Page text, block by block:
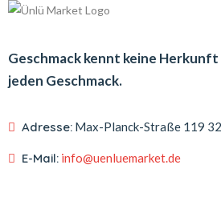
Geschmack kennt keine Herkunft
jeden Geschmack.
Adresse: Max-Planck-Straße 119
E-Mail: info@uenluemarket.de